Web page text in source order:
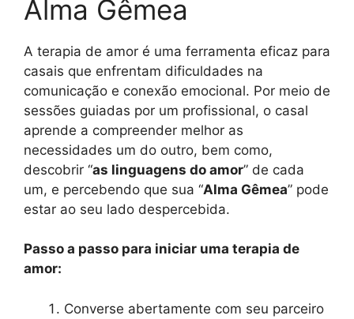
Alma Gêmea
A terapia de amor é uma ferramenta eficaz para
casais que enfrentam dificuldades na
comunicação e conexão emocional. Por meio de
sessões guiadas por um profissional, o casal
aprende a compreender melhor as
necessidades um do outro, bem como,
descobrir “as linguagens do amor” de cada
um, e percebendo que sua “Alma Gêmea” pode
estar ao seu lado despercebida.
Passo a passo para iniciar uma terapia de
amor:
Converse abertamente com seu parceiro